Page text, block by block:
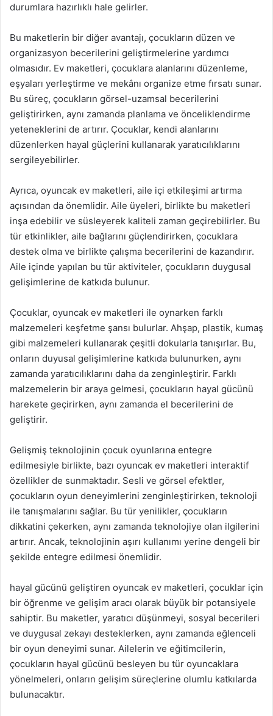
durumlara hazırlıklı hale gelirler.
Bu maketlerin bir diğer avantajı, çocukların düzen ve
organizasyon becerilerini geliştirmelerine yardımcı
olmasıdır. Ev maketleri, çocuklara alanlarını düzenleme,
eşyaları yerleştirme ve mekânı organize etme fırsatı sunar.
Bu süreç, çocukların görsel-uzamsal becerilerini
geliştirirken, aynı zamanda planlama ve önceliklendirme
yeteneklerini de artırır. Çocuklar, kendi alanlarını
düzenlerken hayal güçlerini kullanarak yaratıcılıklarını
sergileyebilirler.
Ayrıca, oyuncak ev maketleri, aile içi etkileşimi artırma
açısından da önemlidir. Aile üyeleri, birlikte bu maketleri
inşa edebilir ve süsleyerek kaliteli zaman geçirebilirler. Bu
tür etkinlikler, aile bağlarını güçlendirirken, çocuklara
destek olma ve birlikte çalışma becerilerini de kazandırır.
Aile içinde yapılan bu tür aktiviteler, çocukların duygusal
gelişimlerine de katkıda bulunur.
Çocuklar, oyuncak ev maketleri ile oynarken farklı
malzemeleri keşfetme şansı bulurlar. Ahşap, plastik, kumaş
gibi malzemeleri kullanarak çeşitli dokularla tanışırlar. Bu,
onların duyusal gelişimlerine katkıda bulunurken, aynı
zamanda yaratıcılıklarını daha da zenginleştirir. Farklı
malzemelerin bir araya gelmesi, çocukların hayal gücünü
harekete geçirirken, aynı zamanda el becerilerini de
geliştirir.
Gelişmiş teknolojinin çocuk oyunlarına entegre
edilmesiyle birlikte, bazı oyuncak ev maketleri interaktif
özellikler de sunmaktadır. Sesli ve görsel efektler,
çocukların oyun deneyimlerini zenginleştirirken, teknoloji
ile tanışmalarını sağlar. Bu tür yenilikler, çocukların
dikkatini çekerken, aynı zamanda teknolojiye olan ilgilerini
artırır. Ancak, teknolojinin aşırı kullanımı yerine dengeli bir
şekilde entegre edilmesi önemlidir.
hayal gücünü geliştiren oyuncak ev maketleri, çocuklar için
bir öğrenme ve gelişim aracı olarak büyük bir potansiyele
sahiptir. Bu maketler, yaratıcı düşünmeyi, sosyal becerileri
ve duygusal zekayı desteklerken, aynı zamanda eğlenceli
bir oyun deneyimi sunar. Ailelerin ve eğitimcilerin,
çocukların hayal gücünü besleyen bu tür oyuncaklara
yönelmeleri, onların gelişim süreçlerine olumlu katkılarda
bulunacaktır.